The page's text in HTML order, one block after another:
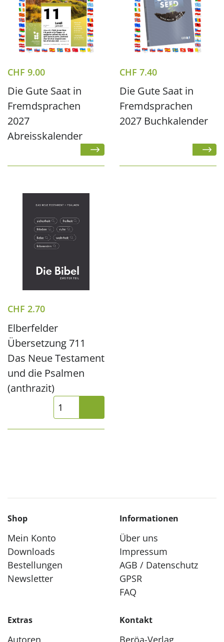
CHF 9.00
Die Gute Saat in
Fremdsprachen
2027
Abreisskalender
CHF 7.40
Die Gute Saat in
Fremdsprachen
2027 Buchkalender
CHF 2.70
Elberfelder
Übersetzung 711
Das Neue Testament
und die Psalmen
(anthrazit)
Shop
Mein Konto
Downloads
Bestellungen
Newsletter
Informationen
Über uns
Impressum
AGB / Datenschutz
GPSR
FAQ
Extras
Autoren
Kontakt
Beröa-Verlag